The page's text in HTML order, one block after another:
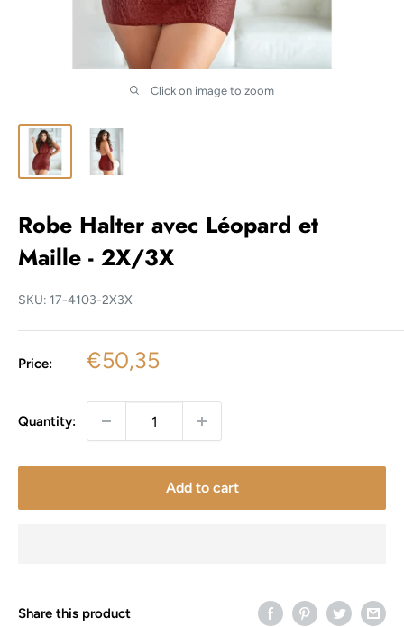
Click on image to zoom
Robe Halter avec Léopard et
Maille - 2X/3X
SKU: 17-4103-2X3X
Price:
Sale
€50,35
Quantity:
Add to cart
Share this product